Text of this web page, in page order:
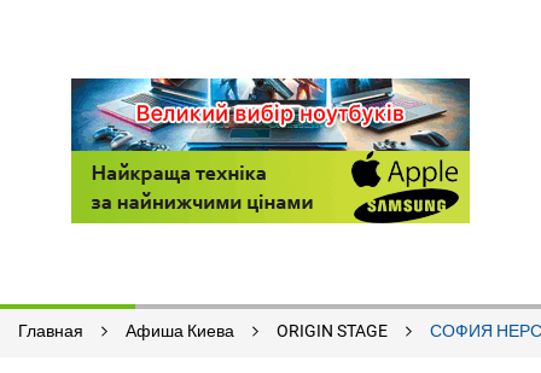
Главная Афиша Киева ORIGIN STAGE СОФИЯ